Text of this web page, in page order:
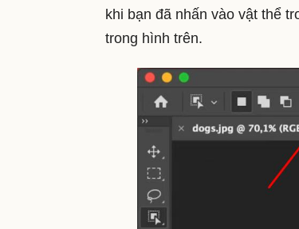
khi bạn đã nhấn vào vật thể
trong hình trên.